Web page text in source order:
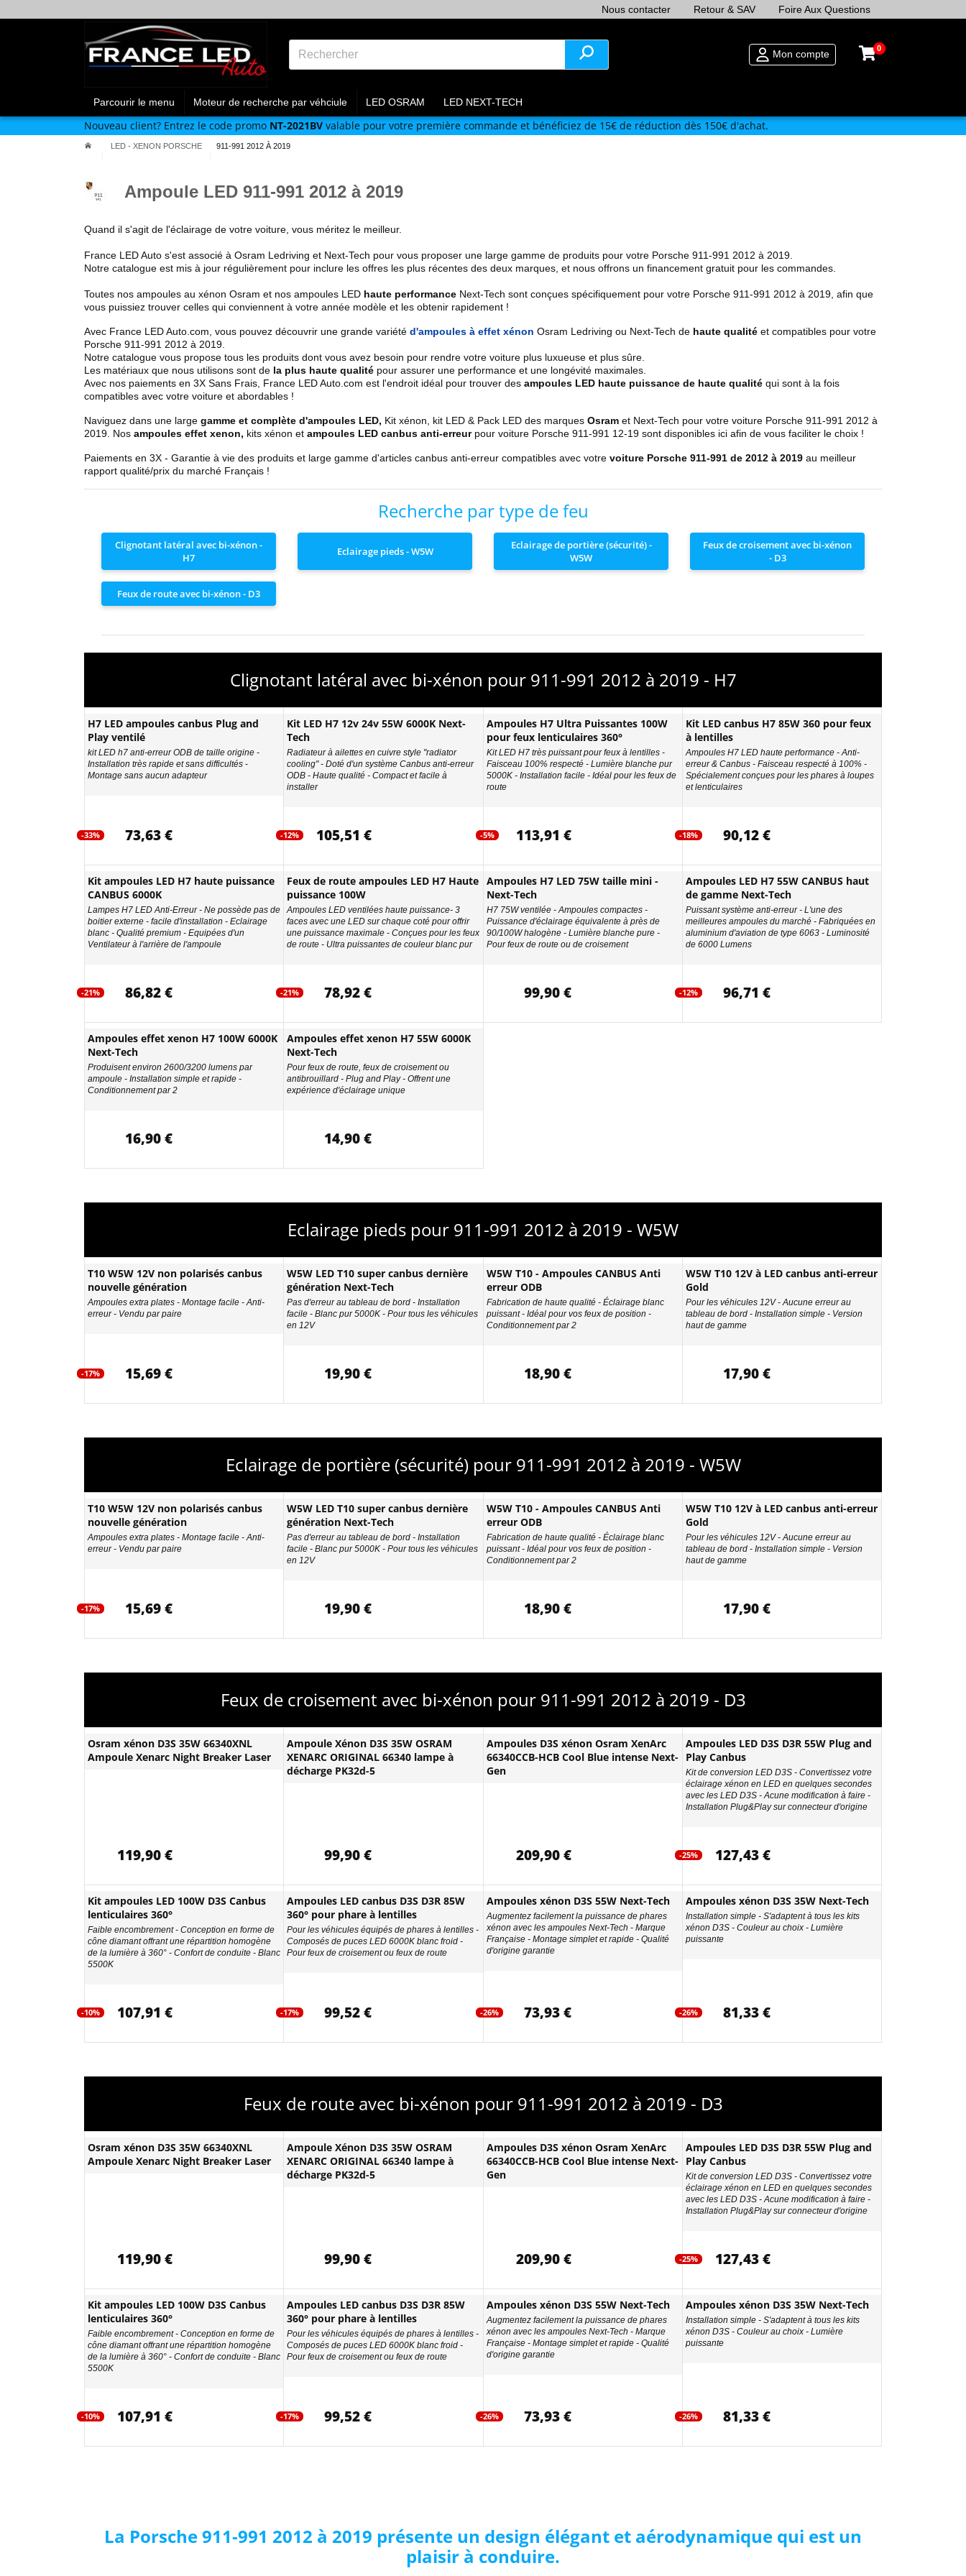
Nous contacter Retour & SAV Foire Aux Questions
Mon compte 0
Parcourir le menu Moteur de recherche par véhciule LED OSRAM LED NEXT-TECH
Nouveau client? Entrez le code promo NT-2021BV valable pour votre première commande et bénéficiez de 15€ de réduction dès 150€ d'achat.
LED - XENON PORSCHE 911-991 2012 À 2019
Ampoule LED 911-991 2012 à 2019
Quand il s'agit de l'éclairage de votre voiture, vous méritez le meilleur.
France LED Auto s'est associé à Osram Ledriving et Next-Tech pour vous proposer une large gamme de produits pour votre Porsche 911-991 2012 à 2019.
Notre catalogue est mis à jour régulièrement pour inclure les offres les plus récentes des deux marques, et nous offrons un financement gratuit pour les commandes.
Toutes nos ampoules au xénon Osram et nos ampoules LED haute performance Next-Tech sont conçues spécifiquement pour votre Porsche 911-991 2012 à 2019, afin que
vous puissiez trouver celles qui conviennent à votre année modèle et les obtenir rapidement !
Avec France LED Auto.com, vous pouvez découvrir une grande variété d'ampoules à effet xénon Osram Ledriving ou Next-Tech de haute qualité et compatibles pour votre
Porsche 911-991 2012 à 2019.
Notre catalogue vous propose tous les produits dont vous avez besoin pour rendre votre voiture plus luxueuse et plus sûre.
Les matériaux que nous utilisons sont de la plus haute qualité pour assurer une performance et une longévité maximales.
Avec nos paiements en 3X Sans Frais, France LED Auto.com est l'endroit idéal pour trouver des ampoules LED haute puissance de haute qualité qui sont à la fois
compatibles avec votre voiture et abordables !
Naviguez dans une large gamme et complète d'ampoules LED, Kit xénon, kit LED & Pack LED des marques Osram et Next-Tech pour votre voiture Porsche 911-991 2012 à
2019 . Nos ampoules effet xenon, kits xénon et ampoules LED canbus anti-erreurpour voiture Porsche 911-991 12-19 sont disponibles ici afin de vous faciliter le choix !
Paiements en 3X - Garantie à vie des produits et large gamme d'articles canbus anti-erreur compatibles avec votre voiture Porsche 911-991 de 2012 à 2019 au meilleur
rapport qualité/prix du marché Français !
Recherche par type de feu
Clignotant latéral avec bi-xénon -
H7
Eclairage pieds - W5W
Eclairage de portière (sécurité) -
W5W
Feux de croisement avec bi-xénon
- D3
Feux de route avec bi-xénon - D3
Clignotant latéral avec bi-xénon pour 911-991 2012 à 2019 - H7
H7 LED ampoules canbus Plug and
Play ventilé
kit LED h7 anti-erreur ODB de taille origine -
Installation très rapide et sans difficultés -
Montage sans aucun adapteur
-33% 73,63 €
Kit LED H7 12v 24v 55W 6000K Next-
Tech
Radiateur à ailettes en cuivre style "radiator
cooling" - Doté d'un système Canbus anti-erreur
ODB - Haute qualité - Compact et facile à
installer
-12% 105,51 €
Ampoules H7 Ultra Puissantes 100W
pour feux lenticulaires 360°
Kit LED H7 très puissant pour feux à lentilles -
Faisceau 100% respecté - Lumière blanche pur
5000K - Installation facile - Idéal pour les feux de
route
-5% 113,91 €
Kit LED canbus H7 85W 360 pour feux
à lentilles
Ampoules H7 LED haute performance - Anti-
erreur & Canbus - Faisceau respecté à 100% -
Spécialement conçues pour les phares à loupes
et lenticulaires
-18% 90,12 €
Kit ampoules LED H7 haute puissance
CANBUS 6000K
Lampes H7 LED Anti-Erreur - Ne possède pas de
boitier externe - facile d'installation - Eclairage
blanc - Qualité premium - Equipées d'un
Ventilateur à l'arrière de l'ampoule
-21% 86,82 €
Feux de route ampoules LED H7 Haute
puissance 100W
Ampoules LED ventilées haute puissance- 3
faces avec une LED sur chaque coté pour offrir
une puissance maximale - Conçues pour les feux
de route - Ultra puissantes de couleur blanc pur
-21% 78,92 €
Ampoules H7 LED 75W taille mini -
Next-Tech
H7 75W ventilée - Ampoules compactes -
Puissance d'éclairage équivalente à près de
90/100W halogène - Lumière blanche pure -
Pour feux de route ou de croisement
99,90 €
Ampoules LED H7 55W CANBUS haut
de gamme Next-Tech
Puissant système anti-erreur - L'une des
meilleures ampoules du marché - Fabriquées en
aluminium d'aviation de type 6063 - Luminosité
de 6000 Lumens
-12% 96,71 €
Ampoules effet xenon H7 100W 6000K
Next-Tech
Produisent environ 2600/3200 lumens par
ampoule - Installation simple et rapide -
Conditionnement par 2
16,90 €
Ampoules effet xenon H7 55W 6000K
Next-Tech
Pour feux de route, feux de croisement ou
antibrouillard - Plug and Play - Offrent une
expérience d'éclairage unique
14,90 €
Eclairage pieds pour 911-991 2012 à 2019 - W5W
T10 W5W 12V non polarisés canbus
nouvelle génération
Ampoules extra plates - Montage facile - Anti-
erreur - Vendu par paire
-17% 15,69 €
W5W LED T10 super canbus dernière
génération Next-Tech
Pas d'erreur au tableau de bord - Installation
facile - Blanc pur 5000K - Pour tous les véhicules
en 12V
19,90 €
W5W T10 - Ampoules CANBUS Anti
erreur ODB
Fabrication de haute qualité - Éclairage blanc
puissant - Idéal pour vos feux de position -
Conditionnement par 2
18,90 €
W5W T10 12V à LED canbus anti-erreur
Gold
Pour les véhicules 12V - Aucune erreur au
tableau de bord - Installation simple - Version
haut de gamme
17,90 €
Eclairage de portière (sécurité) pour 911-991 2012 à 2019 - W5W
T10 W5W 12V non polarisés canbus
nouvelle génération
Ampoules extra plates - Montage facile - Anti-
erreur - Vendu par paire
-17% 15,69 €
W5W LED T10 super canbus dernière
génération Next-Tech
Pas d'erreur au tableau de bord - Installation
facile - Blanc pur 5000K - Pour tous les véhicules
en 12V
19,90 €
W5W T10 - Ampoules CANBUS Anti
erreur ODB
Fabrication de haute qualité - Éclairage blanc
puissant - Idéal pour vos feux de position -
Conditionnement par 2
18,90 €
W5W T10 12V à LED canbus anti-erreur
Gold
Pour les véhicules 12V - Aucune erreur au
tableau de bord - Installation simple - Version
haut de gamme
17,90 €
Feux de croisement avec bi-xénon pour 911-991 2012 à 2019 - D3
Osram xénon D3S 35W 66340XNL
Ampoule Xenarc Night Breaker Laser
119,90 €
Ampoule Xénon D3S 35W OSRAM
XENARC ORIGINAL 66340 lampe à
décharge PK32d-5
99,90 €
Ampoules D3S xénon Osram XenArc
66340CCB-HCB Cool Blue intense Next-
Gen
209,90 €
Ampoules LED D3S D3R 55W Plug and
Play Canbus
Kit de conversion LED D3S - Convertissez votre
éclairage xénon en LED en quelques secondes
avec les LED D3S - Acune modification à faire -
Installation Plug&Play sur connecteur d'origine
-25% 127,43 €
Kit ampoules LED 100W D3S Canbus
lenticulaires 360°
Faible encombrement - Conception en forme de
cône diamant offrant une répartition homogène
de la lumière à 360° - Confort de conduite - Blanc
5500K
-10% 107,91 €
Ampoules LED canbus D3S D3R 85W
360° pour phare à lentilles
Pour les véhicules équipés de phares à lentilles -
Composés de puces LED 6000K blanc froid -
Pour feux de croisement ou feux de route
-17% 99,52 €
Ampoules xénon D3S 55W Next-Tech
Augmentez facilement la puissance de phares
xénon avec les ampoules Next-Tech - Marque
Française - Montage simplet et rapide - Qualité
d'origine garantie
-26% 73,93 €
Ampoules xénon D3S 35W Next-Tech
Installation simple - S'adaptent à tous les kits
xénon D3S - Couleur au choix - Lumière
puissante
-26% 81,33 €
Feux de route avec bi-xénon pour 911-991 2012 à 2019 - D3
Osram xénon D3S 35W 66340XNL
Ampoule Xenarc Night Breaker Laser
119,90 €
Ampoule Xénon D3S 35W OSRAM
XENARC ORIGINAL 66340 lampe à
décharge PK32d-5
99,90 €
Ampoules D3S xénon Osram XenArc
66340CCB-HCB Cool Blue intense Next-
Gen
209,90 €
Ampoules LED D3S D3R 55W Plug and
Play Canbus
Kit de conversion LED D3S - Convertissez votre
éclairage xénon en LED en quelques secondes
avec les LED D3S - Acune modification à faire -
Installation Plug&Play sur connecteur d'origine
-25% 127,43 €
Kit ampoules LED 100W D3S Canbus
lenticulaires 360°
Faible encombrement - Conception en forme de
cône diamant offrant une répartition homogène
de la lumière à 360° - Confort de conduite - Blanc
5500K
-10% 107,91 €
Ampoules LED canbus D3S D3R 85W
360° pour phare à lentilles
Pour les véhicules équipés de phares à lentilles -
Composés de puces LED 6000K blanc froid -
Pour feux de croisement ou feux de route
-17% 99,52 €
Ampoules xénon D3S 55W Next-Tech
Augmentez facilement la puissance de phares
xénon avec les ampoules Next-Tech - Marque
Française - Montage simplet et rapide - Qualité
d'origine garantie
-26% 73,93 €
Ampoules xénon D3S 35W Next-Tech
Installation simple - S'adaptent à tous les kits
xénon D3S - Couleur au choix - Lumière
puissante
-26% 81,33 €
La Porsche 911-991 2012 à 2019 présente un design élégant et aérodynamique qui est un
plaisir à conduire.